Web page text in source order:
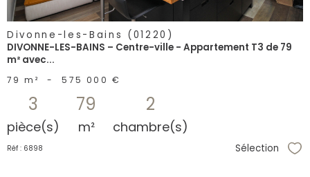
Divonne-les-Bains (01220)
DIVONNE-LES-BAINS – Centre-ville - Appartement T3 de 79
m² avec...
79 m² - 575 000 €
3
pièce(s)
79
m²
2
chambre(s)
Réf : 6898 Sélection